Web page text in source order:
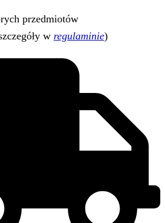
przedmiotów
w regulaminie)